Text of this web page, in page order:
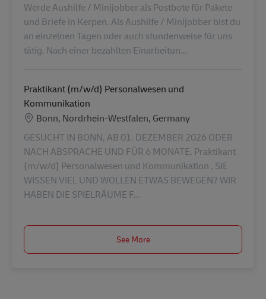
Werde Aushilfe / Minijobber als Postbote für Pakete
und Briefe in Kerpen. Als Aushilfe / Minijobber bist du
an einzelnen Tagen oder auch stundenweise für uns
tätig. Nach einer bezahlten Einarbeitun...
Praktikant (m/w/d) Personalwesen und
Kommunikation
Location
Bonn, Nordrhein-Westfalen, Germany
GESUCHT IN BONN, AB 01. DEZEMBER 2026 ODER
NACH ABSPRACHE UND FÜR 6 MONATE. Praktikant
(m/w/d) Personalwesen und Kommunikation . SIE
WISSEN VIEL UND WOLLEN ETWAS BEWEGEN? WIR
HABEN DIE SPIELRÄUME F...
See More